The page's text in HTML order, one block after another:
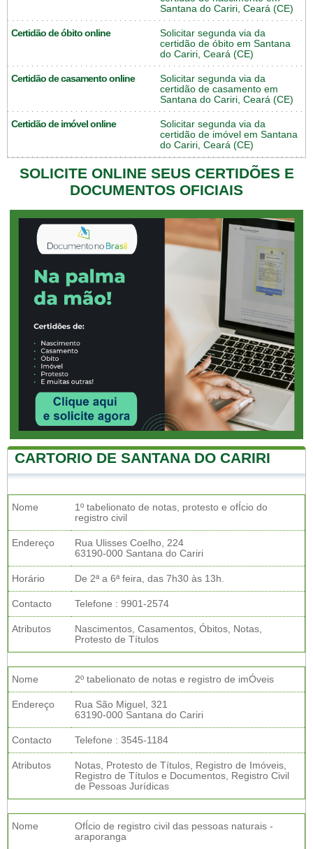
Santana do Cariri, Ceará (CE)
Certidão de óbito online
Solicitar segunda via da
certidão de óbito em Santana
do Cariri, Ceará (CE)
Certidão de casamento online
Solicitar segunda via da
certidão de casamento em
Santana do Cariri, Ceará (CE)
Certidão de imóvel online
Solicitar segunda via da
certidão de imóvel em Santana
do Cariri, Ceará (CE)
SOLICITE ONLINE SEUS CERTIDÕES E
DOCUMENTOS OFICIAIS
CARTORIO DE SANTANA DO CARIRI
Nome
1º tabelionato de notas, protesto e ofÍcio do
registro civil
Endereço
Rua Ulisses Coelho, 224
63190-000 Santana do Cariri
Horário De 2ª a 6ª feira, das 7h30 às 13h.
Contacto Telefone : 9901-2574
Atributos
Nascimentos, Casamentos, Óbitos, Notas,
Protesto de Títulos
Nome 2º tabelionato de notas e registro de imÓveis
Endereço
Rua São Miguel, 321
63190-000 Santana do Cariri
Contacto Telefone : 3545-1184
Atributos
Notas, Protesto de Títulos, Registro de Imóveis,
Registro de Títulos e Documentos, Registro Civil
de Pessoas Jurídicas
Nome
OfÍcio de registro civil das pessoas naturais -
araporanga